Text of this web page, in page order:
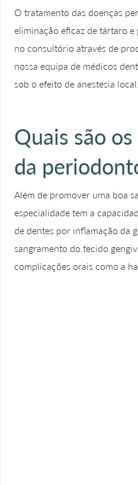
O tratamento das doenças
eliminação eficaz de tártaro
no consultório através de
nossa equipa de médicos
sob o efeito de anestesia local.
Quais são
da
Além de promover uma boa
especialidade tem a
de dentes por inflamação da
sangramento do tecido
complicações orais como a